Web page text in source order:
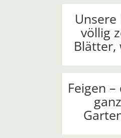
Unsere
völlig
Blätter,
Feigen